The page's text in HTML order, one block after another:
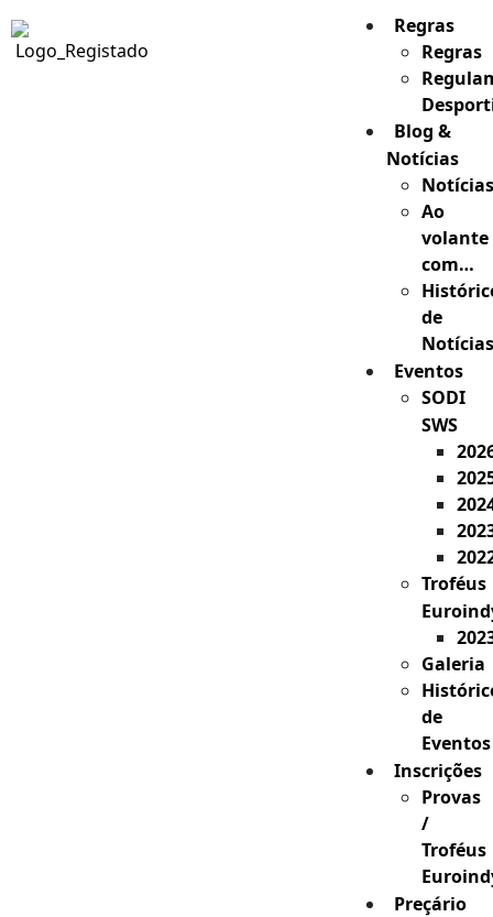
Regras
Regras
Blog &
Notícias
Notícias
Ao
volante
com…
de
Notícias
Eventos
SODI
SWS
Troféus
Galeria
de
Eventos
Inscrições
Provas
/
Troféus
Preçário